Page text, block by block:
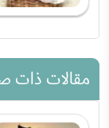
مقالات ذات